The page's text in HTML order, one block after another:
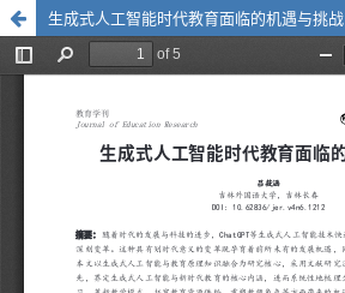
生成式人工智能时代教育面临的机遇与挑战